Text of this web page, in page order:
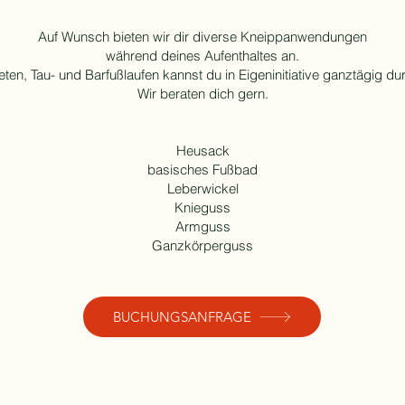
Auf Wunsch bieten wir dir diverse Kneippanwendungen
während deines Aufenthaltes an.
Tau- und Barfußlaufen kannst du in Eigeninitiative ganztägig
Wir beraten dich gern.
Heusack
basisches Fußbad
Leberwickel
Knieguss
Armguss
Ganzkörperguss
BUCHUNGSANFRAGE